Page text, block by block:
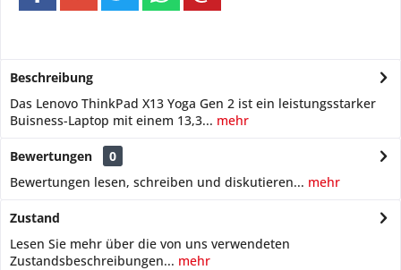
Beschreibung
Das Lenovo ThinkPad X13 Yoga Gen 2 ist ein leistungsstarker
Buisness-Laptop mit einem 13,3... mehr
Bewertungen
0
Bewertungen lesen, schreiben und diskutieren... mehr
Zustand
Lesen Sie mehr über die von uns verwendeten
Zustandsbeschreibungen... mehr